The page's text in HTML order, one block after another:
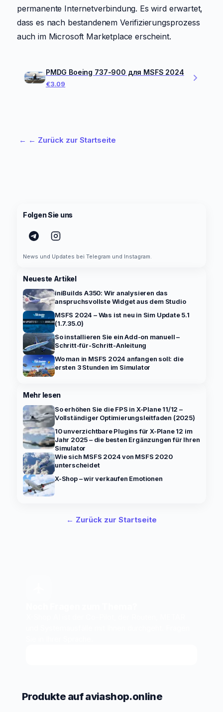
permanente Internetverbindung. Es wird erwartet,
dass es nach bestandenem Verifizierungsprozess
auch im Microsoft Marketplace erscheint.
PMDG Boeing 737-900 для MSFS 2024
€3.09
← ← Zurück zur Startseite
Folgen Sie uns
News und Updates bei Telegram und Instagram.
Neueste Artikel
iniBuilds A350: Wir analysieren das
anspruchsvollste Widget aus dem Studio
MSFS 2024 – Was ist neu in Sim Update 5.1
(1.7.35.0)
So installieren Sie ein Add-on manuell –
Schritt-für-Schritt-Anleitung
Wo man in MSFS 2024 anfangen soll: die
ersten 3 Stunden im Simulator
Mehr lesen
So erhöhen Sie die FPS in X-Plane 11/12 –
Vollständiger Optimierungsleitfaden (2025)
10 unverzichtbare Plugins für X-Plane 12 im
Jahr 2025 – die besten Ergänzungen für Ihren
Simulator
Wie sich MSFS 2024 von MSFS 2020
unterscheidet
X-Shop – wir verkaufen Emotionen
← Zurück zur Startseite
Produkte auf aviashop.online